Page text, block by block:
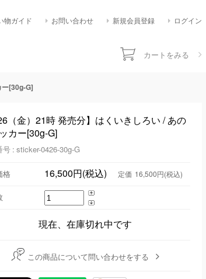
物ガイド お問い合わせ 新規会員登録 ログイン
カートをみる
ー[30g-G]
（金）21時 発売分】はくいきしろい / あの
カー[30g-G]
号 : sticker-0426-30g-G
格 16,500円(税込) 定価 16,500円(税込)
現在、在庫切れ中です
この商品について問い合わせをする